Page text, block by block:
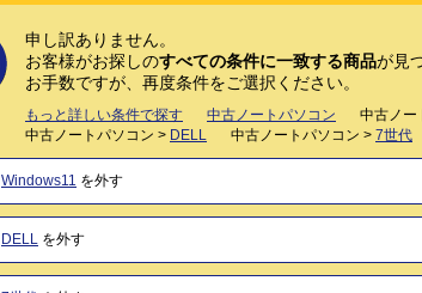
申し訳ありません。
お客様がお探しのすべての条件に一致する商品が見
お手数ですが、再度条件をご選択ください。
もっと詳しい条件で探す 中古ノートパソコン 中古ノー
中古ノートパソコン > DELL 中古ノートパソコン > 7世代
Windows11 を外す
DELL を外す